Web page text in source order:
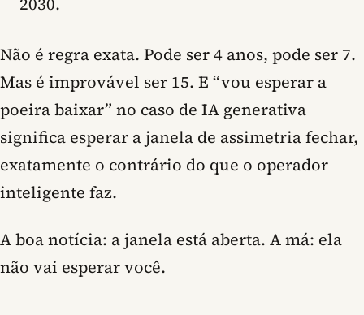
Não é regra exata. Pode ser 4 anos, pode ser 7.
Mas é improvável ser 15. E “vou esperar a
poeira baixar” no caso de IA generativa
significa esperar a janela de assimetria fechar,
exatamente o contrário do que o operador
inteligente faz.
A boa notícia: a janela está aberta. A má: ela
não vai esperar você.